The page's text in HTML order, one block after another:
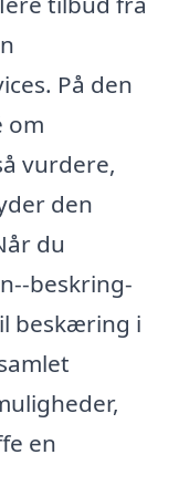
På den
om
vurdere,
den
du
beskring-
beskæring i
en